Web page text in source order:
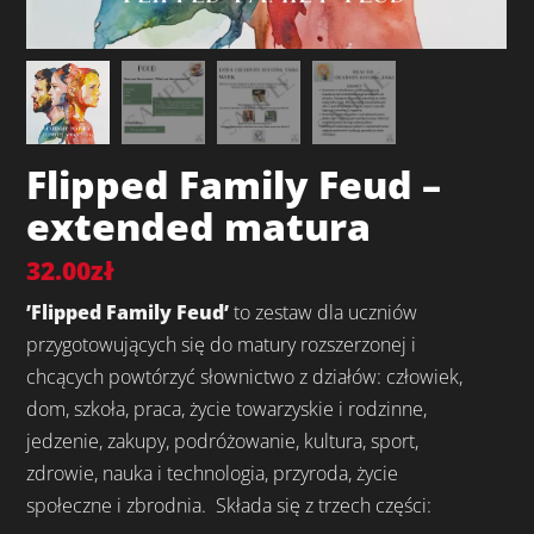
Flipped Family Feud –
extended matura
32.00zł
’Flipped Family Feud’to zestaw dla uczniów
przygotowujących się do matury rozszerzonej i
chcących powtórzyć słownictwo z działów: człowiek,
dom, szkoła, praca, życie towarzyskie i rodzinne,
jedzenie, zakupy, podróżowanie, kultura, sport,
zdrowie, nauka i technologia, przyroda, życie
społeczne i zbrodnia. Składa się z trzech części: